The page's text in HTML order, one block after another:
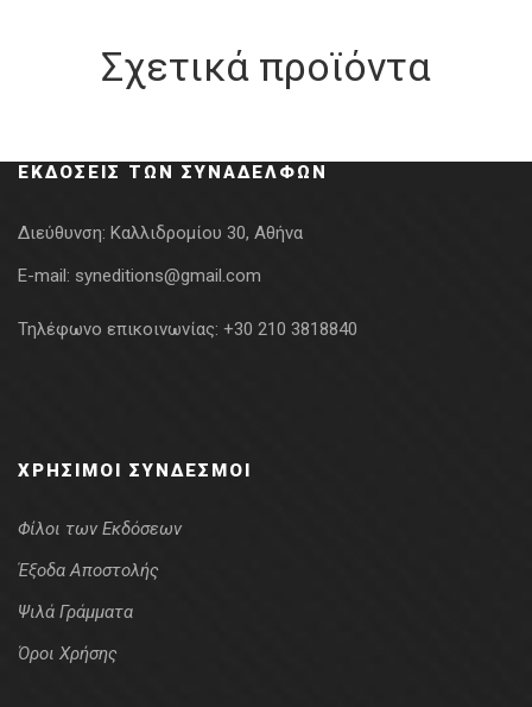
Σχετικά προϊόντα
ΕΚΔΌΣΕΙΣ ΤΩΝ ΣΥΝΑΔΈΛΦΩΝ
Διεύθυνση: Καλλιδρομίου 30, Αθήνα
E-mail: syneditions@gmail.com
Τηλέφωνο επικοινωνίας: +30 210 3818840
ΧΡΉΣΙΜΟΙ ΣΎΝΔΕΣΜΟΙ
Φίλοι των Εκδόσεων
Έξοδα Αποστολής
Ψιλά Γράμματα
Όροι Χρήσης